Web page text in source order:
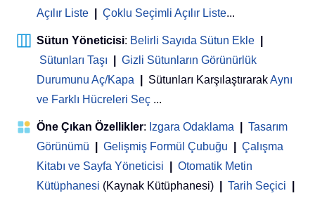
Açılır Liste
Çoklu Seçimli Açılır Liste...
Sütun Yöneticisi: Belirli Sayıda Sütun Ekle
Sütunları Taşı
Gizli Sütunların Görünürlük
Durumunu Aç/Kapa
Sütunları KarşılaştırarakAynı
ve Farklı Hücreleri Seç ...
Öne Çıkan Özellikler: Izgara Odaklama
Tasarım
Görünümü
Gelişmiş Formül Çubuğu
Çalışma
Kitabı ve Sayfa Yöneticisi
Otomatik Metin
Kütüphanesi (Kaynak Kütüphanesi) Tarih Seçici